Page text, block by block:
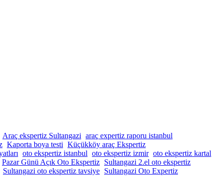
Araç ekspertiz Sultangazi araç expertiz raporu istanbul
Kaporta boya testi Küçükköy araç Ekspertiz
oto ekspertiz istanbul oto ekspertiz izmir oto ekspertiz kartal
Pazar Günü Açık Oto Ekspertiz Sultangazi 2.el oto ekspertiz
Sultangazi oto ekspertiz tavsiye Sultangazi Oto Expertiz